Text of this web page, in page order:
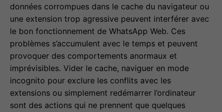
données corrompues dans le cache du navigateur ou
une extension trop agressive peuvent interférer avec
le bon fonctionnement de WhatsApp Web. Ces
problèmes s’accumulent avec le temps et peuvent
provoquer des comportements anormaux et
imprévisibles. Vider le cache, naviguer en mode
incognito pour exclure les conflits avec les
extensions ou simplement redémarrer l’ordinateur
sont des actions qui ne prennent que quelques